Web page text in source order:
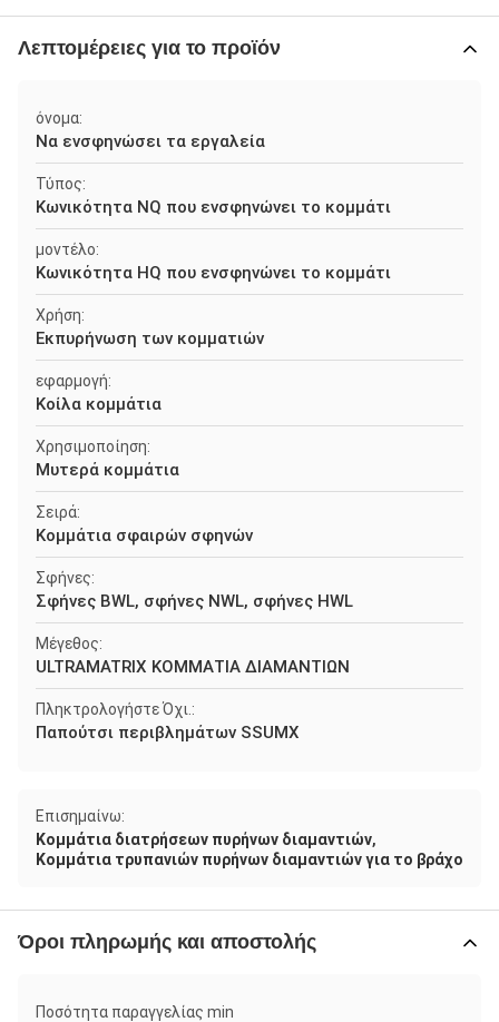
Λεπτομέρειες για το προϊόν
όνομα:
Να ενσφηνώσει τα εργαλεία
Τύπος:
Κωνικότητα NQ που ενσφηνώνει το κομμάτι
μοντέλο:
Κωνικότητα HQ που ενσφηνώνει το κομμάτι
Χρήση:
Εκπυρήνωση των κομματιών
εφαρμογή:
Κοίλα κομμάτια
Χρησιμοποίηση:
Μυτερά κομμάτια
Σειρά:
Κομμάτια σφαιρών σφηνών
Σφήνες:
Σφήνες BWL, σφήνες NWL, σφήνες HWL
Μέγεθος:
ULTRAMATRIX ΚΟΜΜΑΤΙΑ ΔΙΑΜΑΝΤΙΩΝ
Πληκτρολογήστε Όχι.:
Παπούτσι περιβλημάτων SSUMX
Επισημαίνω:
Κομμάτια διατρήσεων πυρήνων διαμαντιών,
Κομμάτια τρυπανιών πυρήνων διαμαντιών για το βράχο
Όροι πληρωμής και αποστολής
Ποσότητα παραγγελίας min